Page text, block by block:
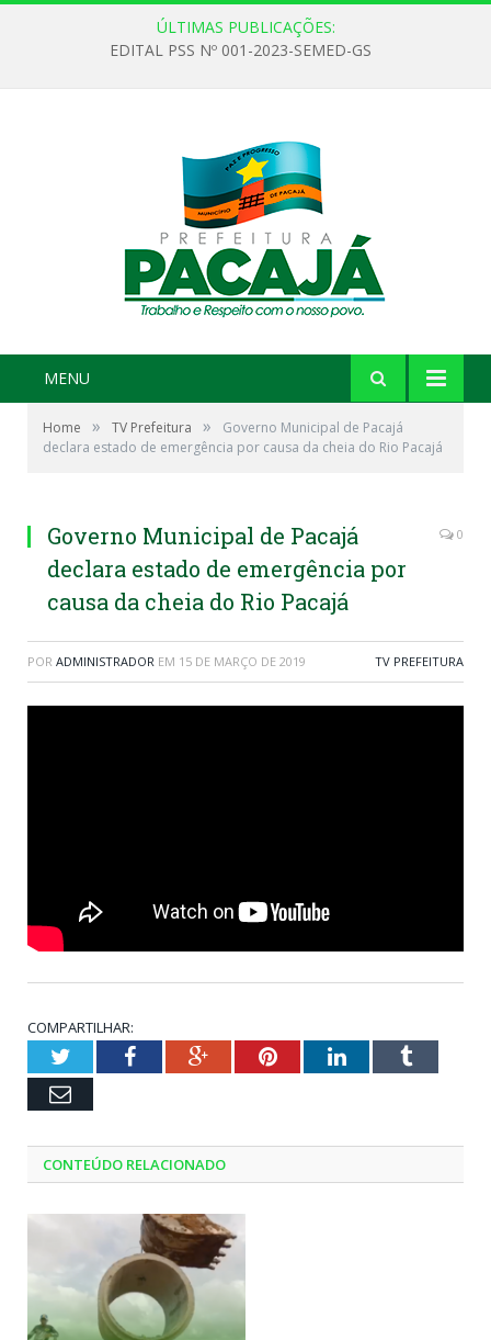
ÚLTIMAS PUBLICAÇÕES:
EDITAL PSS Nº 001-2023-SEMED-GS
MENU
Home » TV Prefeitura »
Governo Municipal de Pacajá
declara estado de emergência por causa da cheia do Rio Pacajá
Governo Municipal de Pacajá
declara estado de emergência por
causa da cheia do Rio Pacajá
0
POR ADMINISTRADOR EM 15 DE MARÇO DE 2019 TV PREFEITURA
COMPARTILHAR:
TwitterFacebookGoogle+PinterestLinkedInTumblr
Email
CONTEÚDO RELACIONADO